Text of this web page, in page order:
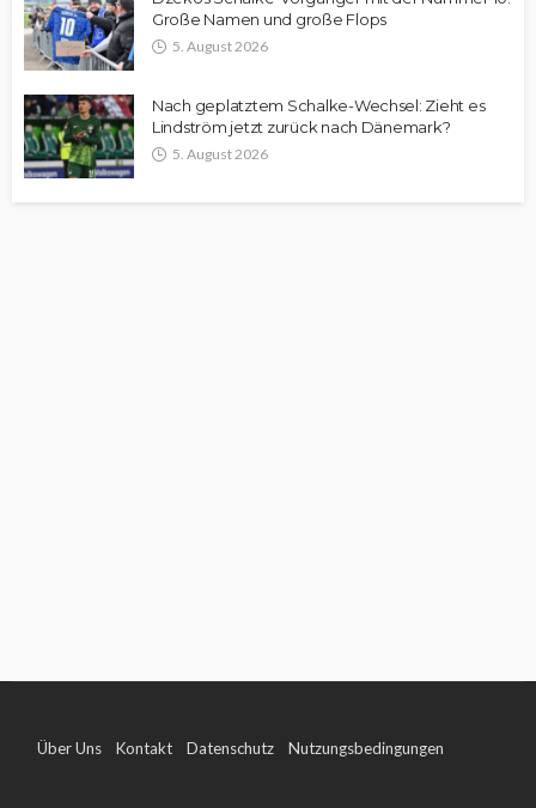
Große Namen und große Flops
5. August 2026
Nach geplatztem Schalke-Wechsel: Zieht es
Lindström jetzt zurück nach Dänemark?
5. August 2026
Über Uns Kontakt Datenschutz Nutzungsbedingungen